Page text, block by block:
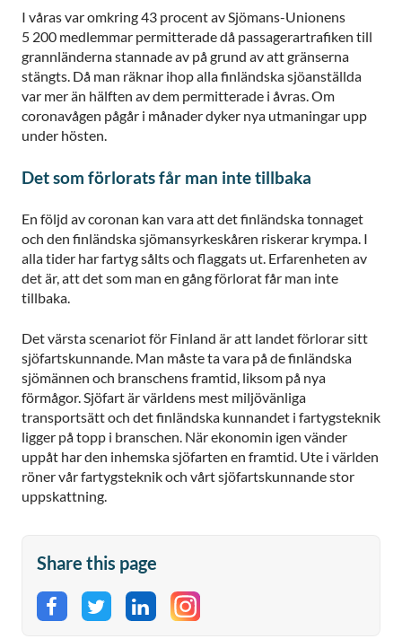
I våras var omkring 43 procent av Sjömans-Unionens
5 200 medlemmar permitterade då passagerartrafiken till
grannländerna stannade av på grund av att gränserna
stängts. Då man räknar ihop alla finländska sjöanställda
var mer än hälften av dem permitterade i åvras. Om
coronavågen pågår i månader dyker nya utmaningar upp
under hösten.
Det som förlorats får man inte tillbaka
En följd av coronan kan vara att det finländska tonnaget
och den finländska sjömansyrkeskåren riskerar krympa. I
alla tider har fartyg sålts och flaggats ut. Erfarenheten av
det är, att det som man en gång förlorat får man inte
tillbaka.
Det värsta scenariot för Finland är att landet förlorar sitt
sjöfartskunnande. Man måste ta vara på de finländska
sjömännen och branschens framtid, liksom på nya
förmågor. Sjöfart är världens mest miljövänliga
transportsätt och det finländska kunnandet i fartygsteknik
ligger på topp i branschen. När ekonomin igen vänder
uppåt har den inhemska sjöfarten en framtid. Ute i världen
röner vår fartygsteknik och vårt sjöfartskunnande stor
uppskattning.
Share this page
Share on Facebook
Share on Twitter
Share on LinkedIn